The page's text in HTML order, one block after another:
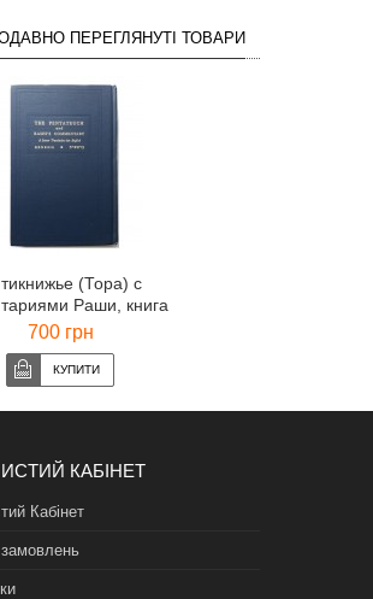
ПЕРЕГЛЯНУТІ ТОВАРИ
(Тора) с
Раши, книга
(английский, иврит)
700 грн
КАБІНЕТ
Кабінет
замовлень